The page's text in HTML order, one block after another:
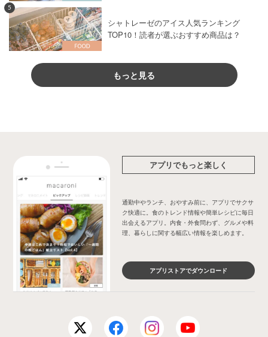
5
シャトレーゼのアイス人気ランキング
TOP10！読者が選ぶおすすめ商品は？
もっと見る
アプリでもっと楽しく
通勤中やランチ、おやすみ前に、アプリでサクサ
ク快適に。食のトレンド情報や簡単レシピに毎日
出会えるアプリ。内食・外食問わず、グルメや料
理、暮らしに関する幅広い情報を楽しめます。
アプリストアでダウンロード